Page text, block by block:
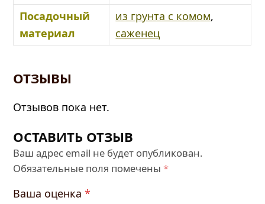
Посадочный
материал
из грунта с комом,
саженец
ОТЗЫВЫ
Отзывов пока нет.
ОСТАВИТЬ ОТЗЫВ
Ваш адрес email не будет опубликован.
Обязательные поля помечены*
Ваша оценка*